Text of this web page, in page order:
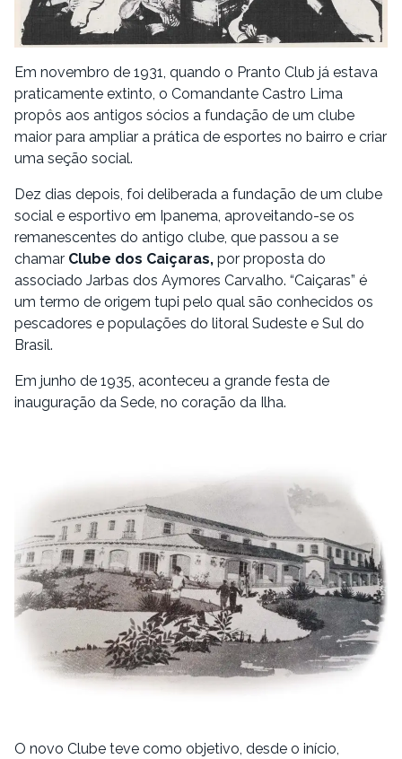
Em novembro de 1931, quando o Pranto Club já estava
praticamente extinto, o Comandante Castro Lima
propôs aos antigos sócios a fundação de um clube
maior para ampliar a prática de esportes no bairro e criar
uma seção social.
Dez dias depois, foi deliberada a fundação de um clube
social e esportivo em Ipanema, aproveitando-se os
remanescentes do antigo clube, que passou a se
chamar Clube dos Caiçaras, por proposta do
associado Jarbas dos Aymores Carvalho. “Caiçaras” é
um termo de origem tupi pelo qual são conhecidos os
pescadores e populações do litoral Sudeste e Sul do
Brasil.
Em junho de 1935, aconteceu a grande festa de
inauguração da Sede, no coração da Ilha.
O novo Clube teve como objetivo, desde o início,